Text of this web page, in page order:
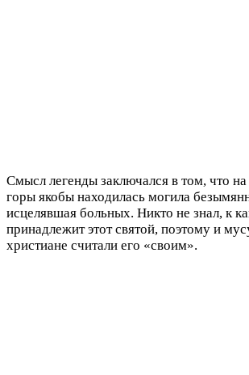
Смысл легенды заключался в том, что
горы якобы находилась могила
исцелявшая больных. Никто не знал, к
принадлежит этот святой, поэтому и
христиане считали его «своим».